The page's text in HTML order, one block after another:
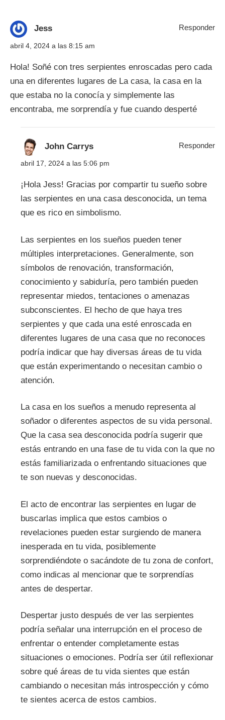
Jess
abril 4, 2024 a las 8:15 am
Hola! Soñé con tres serpientes enroscadas pero cada
una en diferentes lugares de La casa, la casa en la
que estaba no la conocía y simplemente las
encontraba, me sorprendía y fue cuando desperté
Responder
John Carrys
abril 17, 2024 a las 5:06 pm
¡Hola Jess! Gracias por compartir tu sueño sobre
las serpientes en una casa desconocida, un tema
que es rico en simbolismo.
Las serpientes en los sueños pueden tener
múltiples interpretaciones. Generalmente, son
símbolos de renovación, transformación,
conocimiento y sabiduría, pero también pueden
representar miedos, tentaciones o amenazas
subconscientes. El hecho de que haya tres
serpientes y que cada una esté enroscada en
diferentes lugares de una casa que no reconoces
podría indicar que hay diversas áreas de tu vida
que están experimentando o necesitan cambio o
atención.
La casa en los sueños a menudo representa al
soñador o diferentes aspectos de su vida personal.
Que la casa sea desconocida podría sugerir que
estás entrando en una fase de tu vida con la que no
estás familiarizada o enfrentando situaciones que
te son nuevas y desconocidas.
El acto de encontrar las serpientes en lugar de
buscarlas implica que estos cambios o
revelaciones pueden estar surgiendo de manera
inesperada en tu vida, posiblemente
sorprendiéndote o sacándote de tu zona de confort,
como indicas al mencionar que te sorprendías
antes de despertar.
Despertar justo después de ver las serpientes
podría señalar una interrupción en el proceso de
enfrentar o entender completamente estas
situaciones o emociones. Podría ser útil reflexionar
sobre qué áreas de tu vida sientes que están
cambiando o necesitan más introspección y cómo
te sientes acerca de estos cambios.
Responder